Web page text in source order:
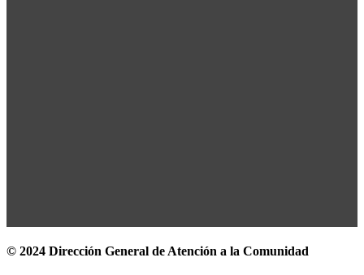
© 2024 Dirección General de Atención a la Comunidad